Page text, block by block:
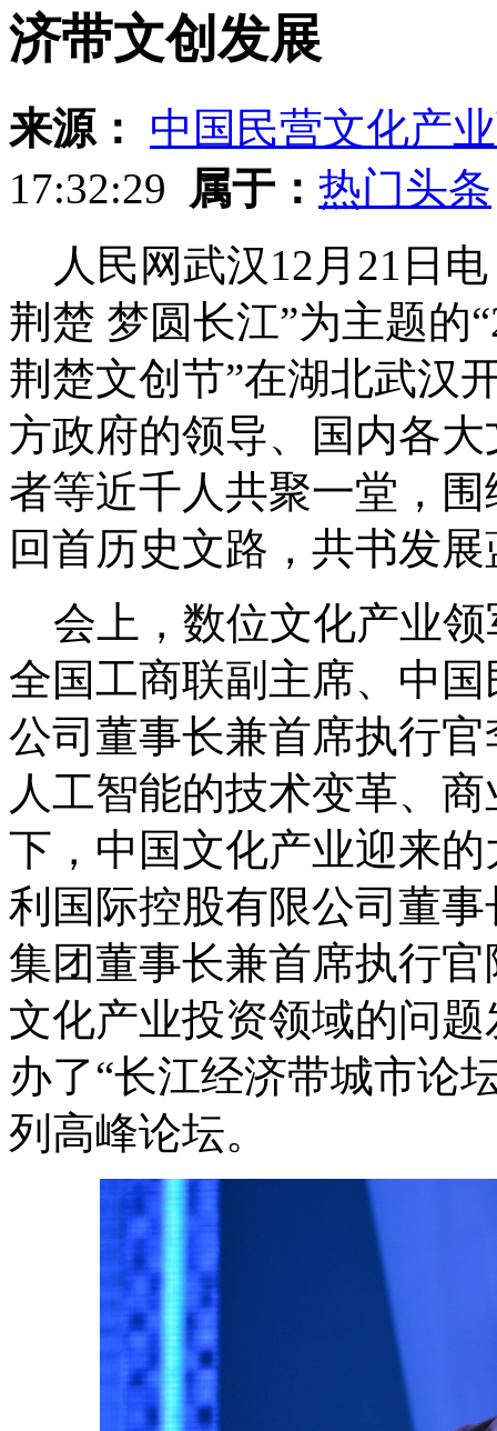
济带文创发展
来源：
中国民营文化产
17:32:29 属于： 热门头条
人民网武汉12月21日电
荆楚 梦圆长江”为主题的
荆楚文创节”在湖北武汉
方政府的领导、国内各
者等近千人共聚一堂，
回首历史文路，共书发
会上，数位文化产业领
全国工商联副主席、中
公司董事长兼首席执行
人工智能的技术变革、
下，中国文化产业迎来
利国际控股有限公司董
集团董事长兼首席执行
文化产业投资领域的问
办了“长江经济带城市论
列高峰论坛。